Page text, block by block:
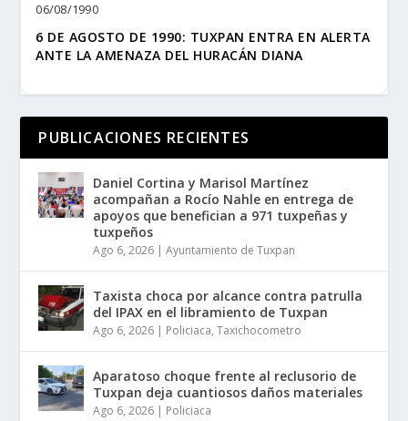
06/08/1990
6 DE AGOSTO DE 1990: TUXPAN ENTRA EN ALERTA
ANTE LA AMENAZA DEL HURACÁN DIANA
PUBLICACIONES RECIENTES
Daniel Cortina y Marisol Martínez
acompañan a Rocío Nahle en entrega de
apoyos que benefician a 971 tuxpeñas y
tuxpeños
Ago 6, 2026 |Ayuntamiento de Tuxpan
Taxista choca por alcance contra patrulla
del IPAX en el libramiento de Tuxpan
Ago 6, 2026 | Policiaca,Taxichocometro
Aparatoso choque frente al reclusorio de
Tuxpan deja cuantiosos daños materiales
Ago 6, 2026 | Policiaca